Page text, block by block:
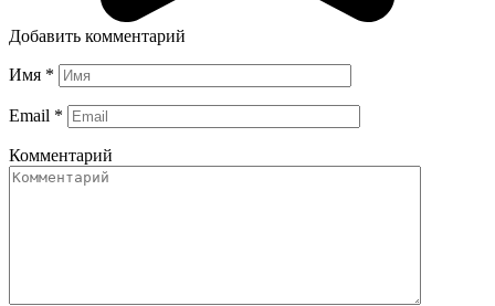
Добавить комментарий
Имя *
Email *
Комментарий